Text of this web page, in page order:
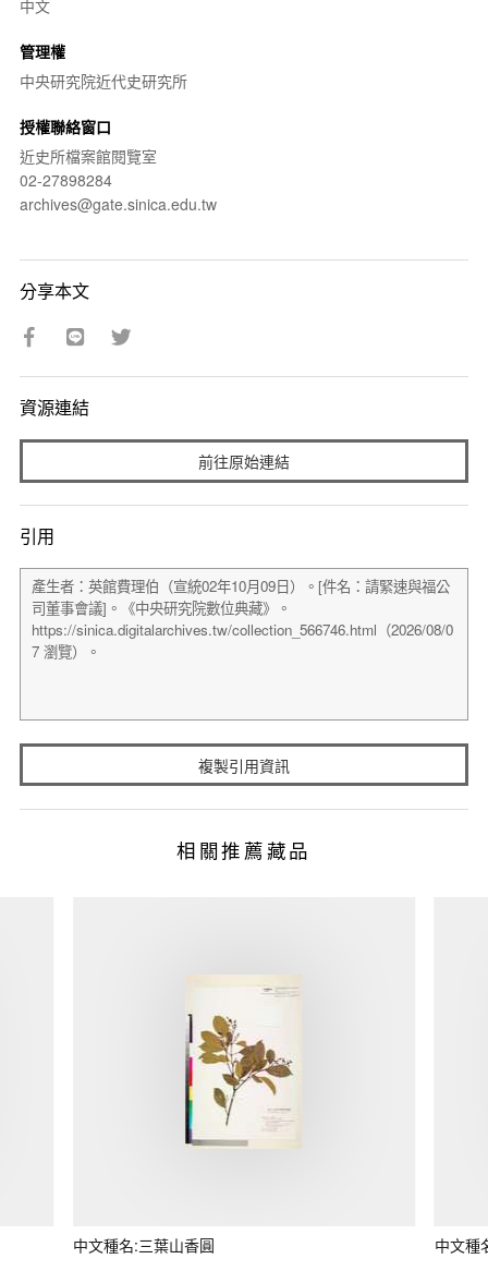
中文
管理權
中央研究院近代史研究所
授權聯絡窗口
近史所檔案館閱覽室
02-27898284
archives@gate.sinica.edu.tw
分享本文
資源連結
前往原始連結
引用
複製引用資訊
相關推薦藏品
中文種名:三葉山香圓 中文種